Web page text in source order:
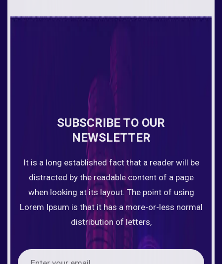
SUBSCRIBE TO OUR
NEWSLETTER
It is a long established fact that a reader will be
distracted by the readable content of a page
when looking at its layout. The point of using
Lorem Ipsum is that it has a more-or-less normal
distribution of letters,